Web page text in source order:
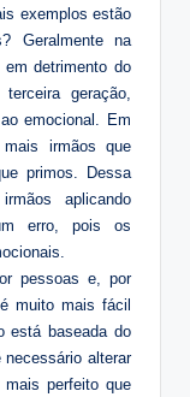
exemplos estão
Geralmente na
detrimento do
geração,
emocional. Em
irmãos que
primos. Dessa
aplicando
erro, pois os
pessoas e, por
muito mais fácil
está baseada do
alterar
perfeito que